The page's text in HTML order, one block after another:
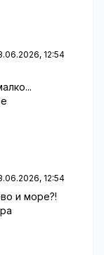
12:54
12:54
и море?!